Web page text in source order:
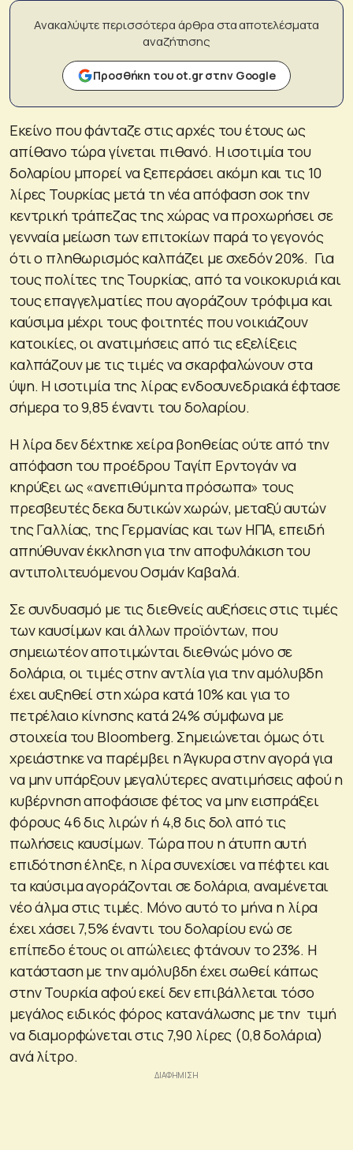
Ανακαλύψτε περισσότερα άρθρα στα αποτελέσματα
αναζήτησης
Προσθήκη του ot.gr στην Google
Εκείνο που φάνταζε στις αρχές του έτους ως
απίθανο τώρα γίνεται πιθανό. Η ισοτιμία του
δολαρίου μπορεί να ξεπεράσει ακόμη και τις 10
λίρες Τουρκίας μετά τη νέα απόφαση σοκ την
κεντρική τράπεζας της χώρας να προχωρήσει σε
γενναία μείωση των επιτοκίων παρά το γεγονός
ότι ο πληθωρισμός καλπάζει με σχεδόν 20%. Για
τους πολίτες της Τουρκίας, από τα νοικοκυριά και
τους επαγγελματίες που αγοράζουν τρόφιμα και
καύσιμα μέχρι τους φοιτητές που νοικιάζουν
κατοικίες, οι ανατιμήσεις από τις εξελίξεις
καλπάζουν με τις τιμές να σκαρφαλώνουν στα
ύψη. Η ισοτιμία της λίρας ενδοσυνεδριακά έφτασε
σήμερα το 9,85 έναντι του δολαρίου.
Η λίρα δεν δέχτηκε χείρα βοηθείας ούτε από την
απόφαση του προέδρου Ταγίπ Ερντογάν να
κηρύξει ως «ανεπιθύμητα πρόσωπα» τους
πρεσβευτές δεκα δυτικών χωρών, μεταξύ αυτών
της Γαλλίας, της Γερμανίας και των ΗΠΑ, επειδή
απηύθυναν έκκληση για την αποφυλάκιση του
αντιπολιτευόμενου Οσμάν Καβαλά.
Σε συνδυασμό με τις διεθνείς αυξήσεις στις τιμές
των καυσίμων και άλλων προϊόντων, που
σημειωτέον αποτιμώνται διεθνώς μόνο σε
δολάρια, οι τιμές στην αντλία για την αμόλυβδη
έχει αυξηθεί στη χώρα κατά 10% και για το
πετρέλαιο κίνησης κατά 24% σύμφωνα με
στοιχεία του Bloomberg. Σημειώνεται όμως ότι
χρειάστηκε να παρέμβει η Άγκυρα στην αγορά για
να μην υπάρξουν μεγαλύτερες ανατιμήσεις αφού η
κυβέρνηση αποφάσισε φέτος να μην εισπράξει
φόρους 46 δις λιρών ή 4,8 δις δολ από τις
πωλήσεις καυσίμων. Τώρα που η άτυπη αυτή
επιδότηση έληξε, η λίρα συνεχίσει να πέφτει και
τα καύσιμα αγοράζονται σε δολάρια, αναμένεται
νέο άλμα στις τιμές. Μόνο αυτό το μήνα η λίρα
έχει χάσει 7,5% έναντι του δολαρίου ενώ σε
επίπεδο έτους οι απώλειες φτάνουν το 23%. Η
κατάσταση με την αμόλυβδη έχει σωθεί κάπως
στην Τουρκία αφού εκεί δεν επιβάλλεται τόσο
μεγάλος ειδικός φόρος κατανάλωσης με την τιμή
να διαμορφώνεται στις 7,90 λίρες (0,8 δολάρια)
ανά λίτρο.